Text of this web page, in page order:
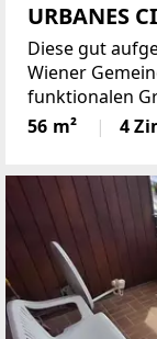
URBANES
Diese gut
Wiener
funktionalen
den
56 m² 4